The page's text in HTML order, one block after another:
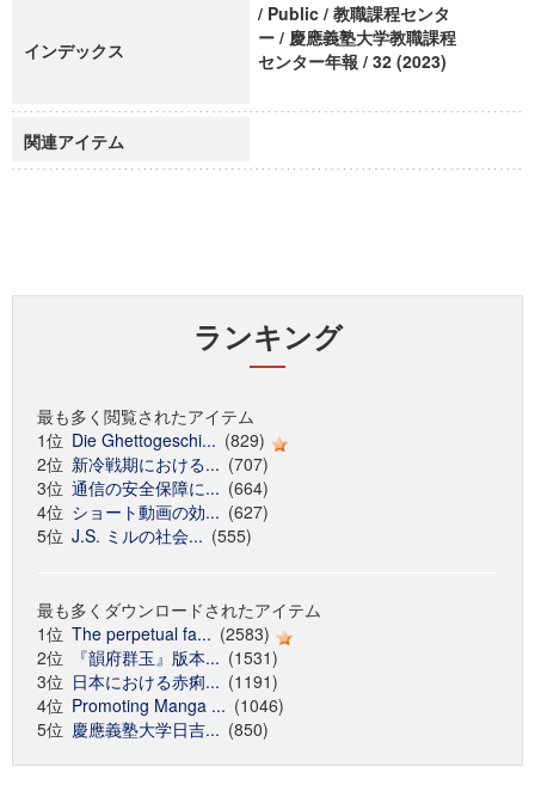
インデックス
/ Public / 教職課程センタ
ー / 慶應義塾大学教職課程
センター年報 / 32 (2023)
関連アイテム
ランキング
最も多く閲覧されたアイテム
1位 Die Ghettogeschi... (829)
2位 新冷戦期における... (707)
3位 通信の安全保障に... (664)
4位 ショート動画の効... (627)
5位 J.S. ミルの社会... (555)
最も多くダウンロードされたアイテム
1位 The perpetual fa... (2583)
2位
『韻府群玉』版本... (1531)
3位 日本における赤痢... (1191)
4位 Promoting Manga ... (1046)
5位 慶應義塾大学日吉... (850)